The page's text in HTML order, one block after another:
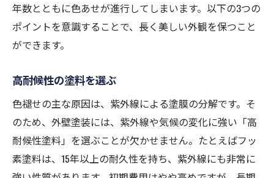
年数とともに色あせが進行してしまいます。以下の3つの
ポイントを意識することで、長く美しい外観を保つこと
ができます。
高耐候性の塗料を選ぶ
色褪せの主な原因は、紫外線による塗膜の分解です。そ
のため、外壁塗装には、紫外線や気候の変化に強い「高
耐候性塗料」を選ぶことが欠かせません。たとえばフッ
素塗料は、15年以上の耐久性を持ち、紫外線にも非常に